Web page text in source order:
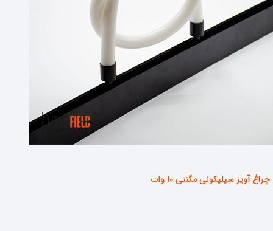
چراغ آویز سیلیکونی مگنتی 10 وات